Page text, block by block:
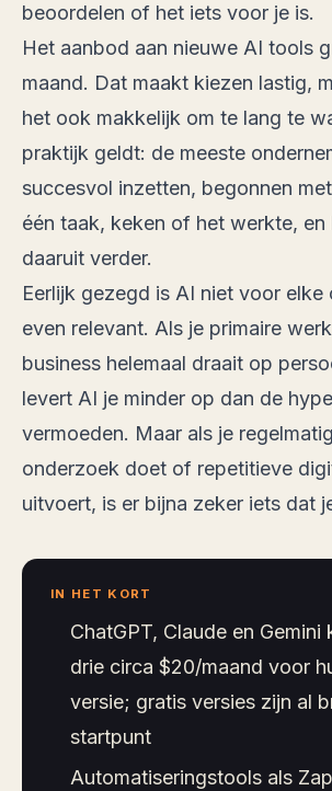
beoordelen of het iets voor je is.
Het aanbod aan nieuwe AI tools
maand. Dat maakt kiezen lastig,
het ook makkelijk om te lang te
praktijk geldt: de meeste
succesvol inzetten, begonnen
één taak, keken of het werkte,
daaruit verder.
Eerlijk gezegd is AI niet voor elke
even relevant. Als je primaire
business helemaal draait op
levert AI je minder op dan de
vermoeden. Maar als je
onderzoek doet of repetitieve
uitvoert, is er bijna zeker iets dat
IN HET KORT
ChatGPT, Claude en Gemini
drie circa $20/maand voor
versie; gratis versies zijn al
startpunt
Automatiseringstools als